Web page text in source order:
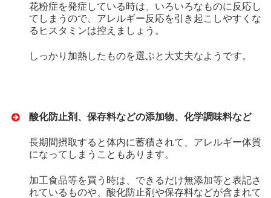
花粉症を発症している時は、いろいろなものに反応し
てしまうので、アレルギー反応を引き起こしやすくな
るヒスタミンは控えましょう。
しっかり加熱したものを選ぶと大丈夫なようです。
酸化防止剤、保存料などの添加物、化学調味料など
長期間摂取すると体内に蓄積されて、アレルギー体質
になってしまうこともあります。
加工食品等を買う時は、できるだけ無添加等と表記さ
れているものや、酸化防止剤や保存料などが含まれて